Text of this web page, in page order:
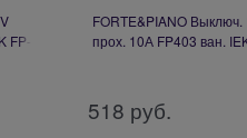
FP-
FORTE&PIANO Выключ.
прох. 10А FP403 ван.
518 руб.